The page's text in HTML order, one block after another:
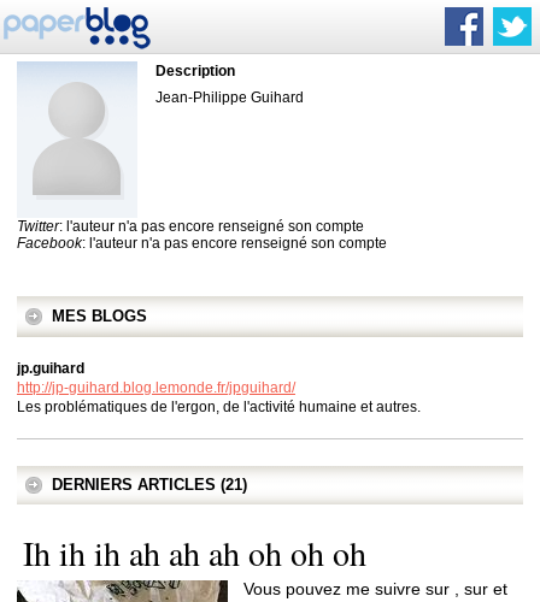
Description
Jean-Philippe Guihard
Twitter: l'auteur n'a pas encore renseigné son compte
Facebook: l'auteur n'a pas encore renseigné son compte
MES BLOGS
jp.guihard
http://jp-guihard.blog.lemonde.fr/jpguihard/
Les problématiques de l'ergon, de l'activité humaine et autres.
DERNIERS ARTICLES (21)
Ih ih ih ah ah ah oh oh oh
Vous pouvez me suivre sur , sur et